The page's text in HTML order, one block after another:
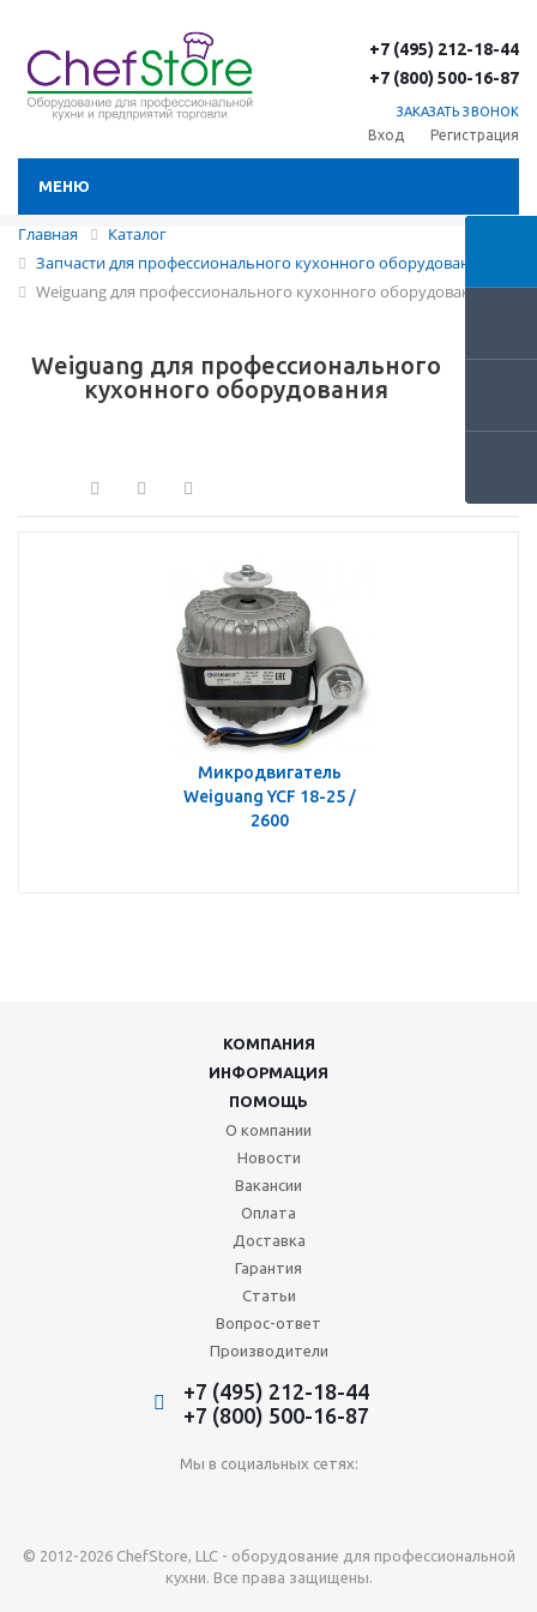
+7 (495) 212-18-44
+7 (800) 500-16-87
ЗАКАЗАТЬ ЗВОНОК
Вход Регистрация
МЕНЮ
Главная
Каталог
Запчасти для профессионального кухонного оборудования
Weiguang для профессионального кухонного оборудования
Weiguang для профессионального
кухонного оборудования
Микродвигатель
Weiguang YCF 18-25 /
2600
КОМПАНИЯ
ИНФОРМАЦИЯ
ПОМОЩЬ
О компании
Новости
Вакансии
Оплата
Доставка
Гарантия
Статьи
Вопрос-ответ
Производители
+7 (495) 212-18-44
+7 (800) 500-16-87
Мы в социальных сетях:
© 2012-2026 ChefStore, LLC - оборудование для профессиональной
кухни. Все права защищены.